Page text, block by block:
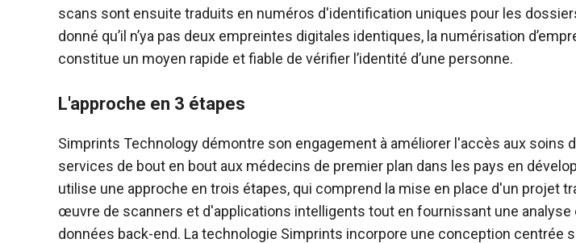
scans sont ensuite traduits en numéros d'identification uniques pour les
donné qu’il n’ya pas deux empreintes digitales identiques, la numérisation
constitue un moyen rapide et fiable de vérifier l’identité d’une personne.
L'approche en 3 étapes
Simprints Technology démontre son engagement à améliorer l'accès aux soins
services de bout en bout aux médecins de premier plan dans les pays en
utilise une approche en trois étapes, qui comprend la mise en place d'un projet
œuvre de scanners et d'applications intelligents tout en fournissant une analyse
données back-end. La technologie Simprints incorpore une conception centrée